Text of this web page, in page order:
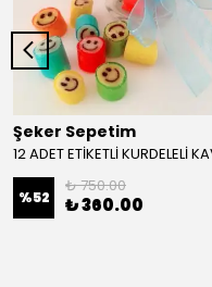
Şeker Sepetim
%52
₺ 750.00
₺ 360.00